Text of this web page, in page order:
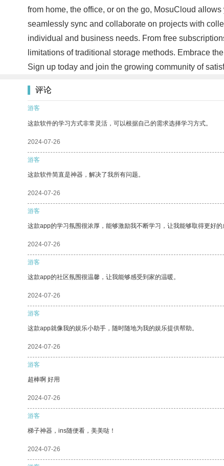
from home, the office, or on the go, MosuCloud
seamlessly sync and collaborate on projects with
individual and business needs. From free
limitations of traditional storage methods. Embrace
Sign up today and join the growing community of
评论
游客
这款软件的学习方式非常灵活，可以根据自己的需求选择学习方式。
2024-07-26
游客
这款软件简直是神器，解决了我所有问题。
2024-07-26
游客
这款app的学习氛围很浓厚，能够激励我不断学习，让我能够取得更好的
2024-07-26
游客
这款app的社区氛围很温馨，让我能够感受到家的温暖。
2024-07-26
游客
这款app就像我的娱乐小助手，随时随地为我的娱乐提供帮助。
2024-07-26
游客
超棒啊 好用
2024-07-26
游客
梯子神器，ins随便看，美美哒！
2024-07-26